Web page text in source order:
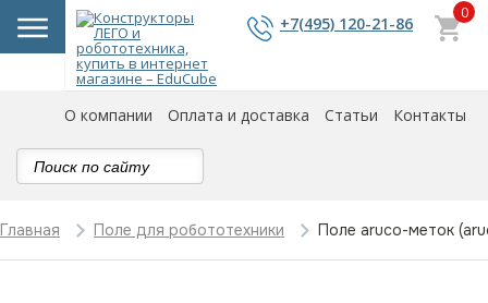
+7(495) 120-21-86
0
О компании Оплата и доставка Статьи Контакты
Главная Поле для робототехники Поле aruco-меток